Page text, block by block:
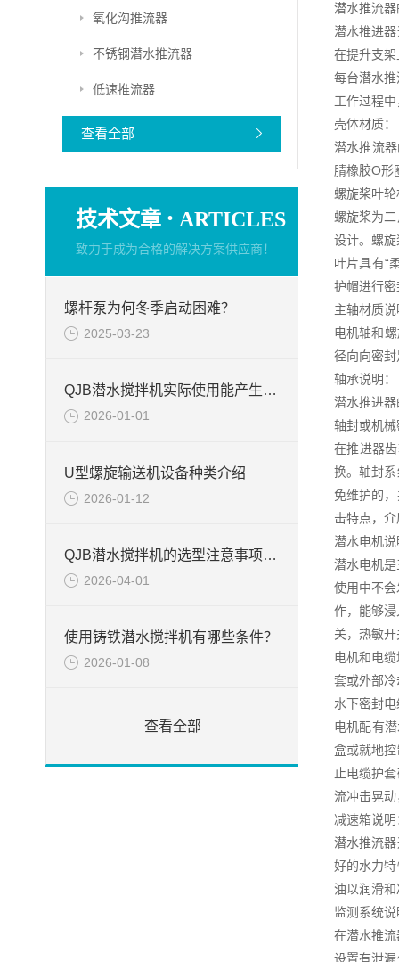
氧化沟推流器
不锈钢潜水推流器
低速推流器
查看全部
技术文章 · ARTICLES
致力于成为合格的解决方案供应商！
螺杆泵为何冬季启动困难？
2025-03-23
QJB潜水搅拌机实际使用能产生的作用
2026-01-01
U型螺旋输送机设备种类介绍
2026-01-12
QJB潜水搅拌机的选型注意事项周知
2026-04-01
使用铸铁潜水搅拌机有哪些条件？
2026-01-08
查看全部
潜水推流
潜水推进
在提升支
每台潜水
工作过程
壳体材质：
潜水推流
腈橡胶O形
螺旋桨叶
螺旋桨为
设计。螺
叶片具有“
护帽进行
主轴材质
电机轴和
径向向密
轴承说明：
潜水推进
轴封或机
在推进器
换。轴封
免维护的
击特点，
潜水电机说
潜水电机
使用中不
作，能够
关，热敏
电机和电
套或外部
水下密封
电机配有
盒或就地
止电缆护
流冲击晃
减速箱说明
潜水推流
好的水力
油以润滑
监测系统
在潜水推
设置有泄